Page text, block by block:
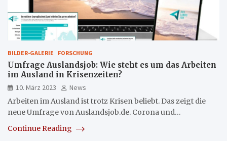
BILDER-GALERIE FORSCHUNG
Umfrage Auslandsjob: Wie steht es um das Arbeiten
im Ausland in Krisenzeiten?
10. März 2023
News
Arbeiten im Ausland ist trotz Krisen beliebt. Das zeigt die
neue Umfrage von Auslandsjob.de. Corona und…
Continue Reading